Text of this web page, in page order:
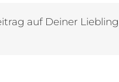
auf Deiner